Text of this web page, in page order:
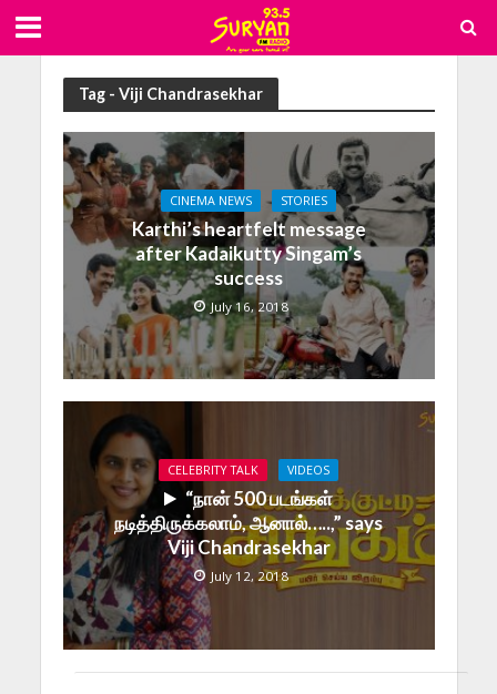
Tag - Viji Chandrasekhar
CINEMA NEWS STORIES
Karthi’s heartfelt message
after Kadaikutty Singam’s
success
July 16, 2018
CELEBRITY TALK VIDEOS
“நான் 500 படங்கள்
நடித்திருக்கலாம், ஆனால்…..,” says
Viji Chandrasekhar
July 12, 2018